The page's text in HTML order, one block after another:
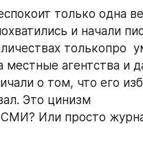
только одна
и начали
толькопро
местные агентства и
о том, что его
Это цинизм
Или просто